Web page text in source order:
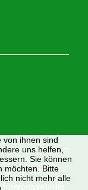
Erbschaften.
von ihnen sind
uns helfen,
Sie können
möchten. Bitte
nicht mehr alle